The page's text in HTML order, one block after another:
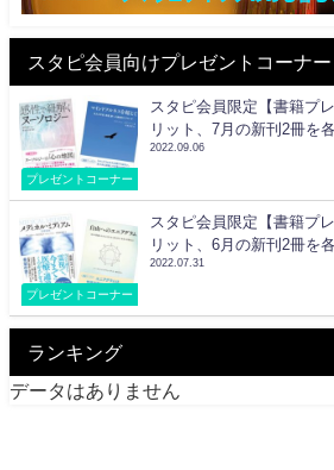
スタピ会員向けプレゼントコーナー
プレゼントコーナー
スタピ会員限定【書籍プ
リット、7月の新刊2冊を
2022.09.06
プレゼントコーナー
スタピ会員限定【書籍プ
リット、6月の新刊2冊を
2022.07.31
ランキング
データはありません